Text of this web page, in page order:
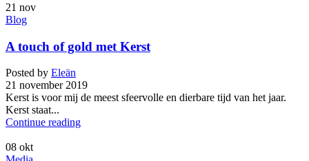
21 nov
Blog
A touch of gold met Kerst
Posted by Eleän
21 november 2019
Kerst is voor mij de meest sfeervolle en dierbare tijd van het jaar.
Kerst staat...
Continue reading
08 okt